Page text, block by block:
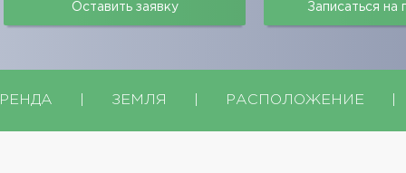
Оставить заявку Записаться на
ЗЕМЛЯ РАСПОЛОЖЕНИЕ